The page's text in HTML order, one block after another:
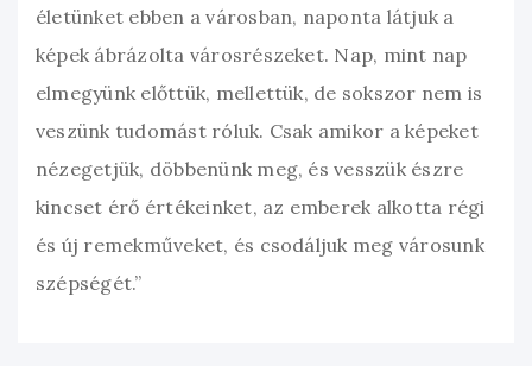
életünket ebben a városban, naponta látjuk a
képek ábrázolta városrészeket. Nap, mint nap
elmegyünk előttük, mellettük, de sokszor nem is
veszünk tudomást róluk. Csak amikor a képeket
nézegetjük, döbbenünk meg, és vesszük észre
kincset érő értékeinket, az emberek alkotta régi
és új remekműveket, és csodáljuk meg városunk
szépségét.”